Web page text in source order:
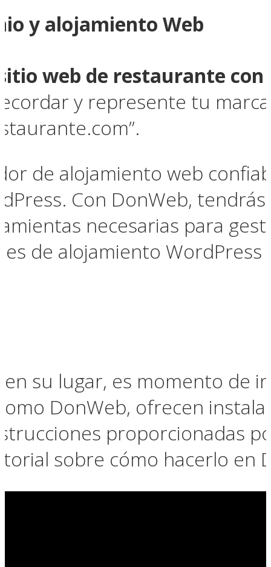
y alojamiento Web
web de restaurante con
y represente tu
de alojamiento web
Con DonWeb,
necesarias para
de alojamiento WordPress
su lugar, es momento de
DonWeb, ofrecen
proporcionadas
sobre cómo hacerlo en